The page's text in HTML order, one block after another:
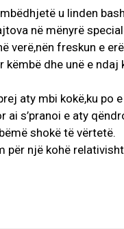
u linden
në mënyrë
verë,nën freskun e
dhe unë e ndaj
aty mbi kokë,ku po
ai s’pranoi e aty
shokë të vërtetë.
për një kohë